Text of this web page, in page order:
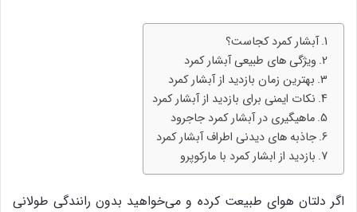
آبشار کمرد کجاست؟
ویژگی‌ های طبیعی آبشار کمرد
بهترین زمان بازدید از آبشار کمرد
نکات ایمنی برای بازدید از آبشار کمرد
ماهیگیری در آبشار کمرد جاجرود
جاذبه‌ های دیدنی‌ اطراف آبشار کمرد
بازدید از ابشار کمرد با مارکوپرو
اگر دلتان هوای طبیعت کرده و می‌خواهید بدون رانندگی طولانی